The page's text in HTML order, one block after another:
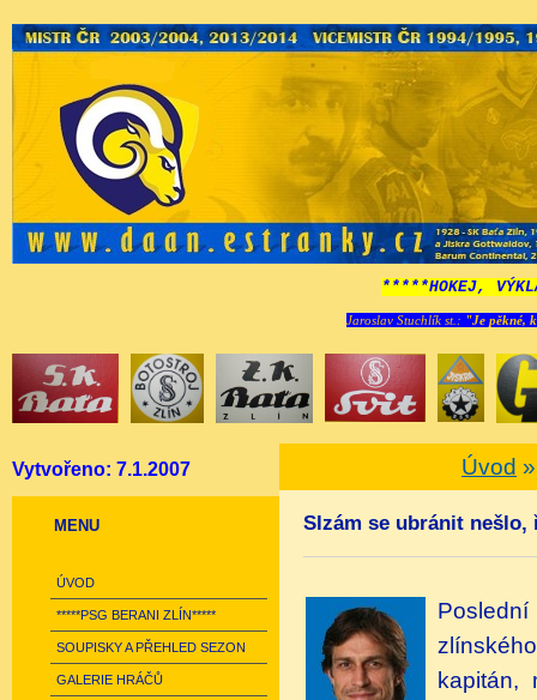
*****HOKEJ,
Jaroslav Stuchlík st.: "Je pěkné,
Vytvořeno: 7.1.2007
MENU
ÚVOD
*****PSG BERANI ZLÍN*****
SOUPISKY A PŘEHLED SEZON
GALERIE HRÁČŮ
Úvod
Slzám se ubránit nešlo,
kapitán,